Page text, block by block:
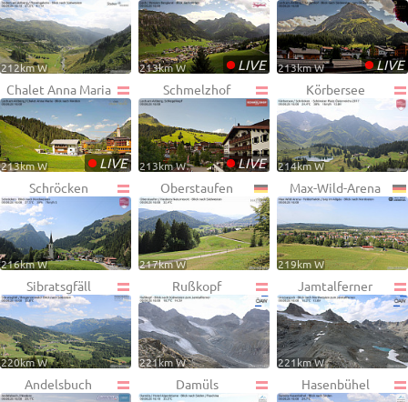
212km W •LIVE
213km W •LIVE
213km W
Chalet Anna Maria
•LIVE
213km W
Schmelzhof
•LIVE
213km W
Körbersee
214km W
Schröcken
216km W
Oberstaufen
217km W
Max-Wild-Arena
219km W
Sibratsgfäll
220km W
Rußkopf
221km W
Jamtalferner
221km W
Andelsbuch Damüls Hasenbühel